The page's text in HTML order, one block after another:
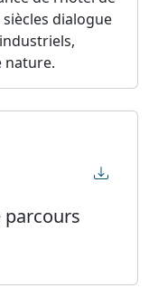
dialogue
nature.
parcours